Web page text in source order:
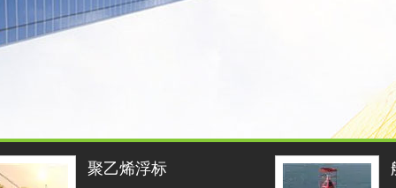
航道警示锥形浮标